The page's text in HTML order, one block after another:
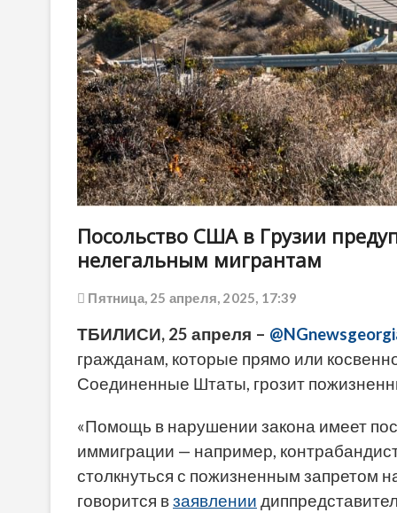
Посольство США в Грузии
нелегальным мигрантам
Пятница, 25 апреля, 2025, 17:39
ТБИЛИСИ, 25 апреля –
гражданам, которые прямо или
Соединенные Штаты, грозит
«Помощь в нарушении закона имеет
иммиграции — например,
столкнуться с пожизненным запретом
говорится взаявлении